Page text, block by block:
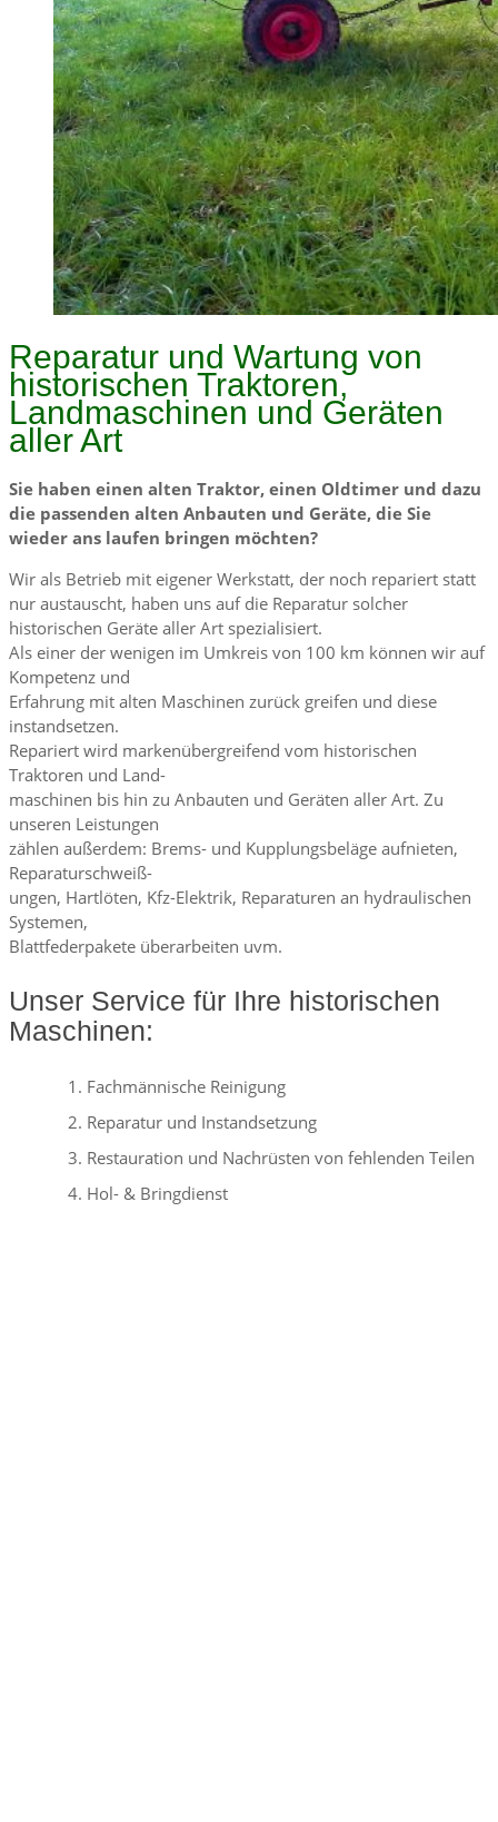
Reparatur und Wartung von
historischen Traktoren,
Landmaschinen und Geräten
aller Art
Sie haben einen alten Traktor, einen Oldtimer und dazu
die passenden alten Anbauten und Geräte, die Sie
wieder ans laufen bringen möchten?
Wir als Betrieb mit eigener Werkstatt, der noch repariert statt
nur austauscht, haben uns auf die Reparatur solcher
historischen Geräte aller Art spezialisiert.
Als einer der wenigen im Umkreis von 100 km können wir auf
Kompetenz und
Erfahrung mit alten Maschinen zurück greifen und diese
instandsetzen.
Repariert wird markenübergreifend vom historischen
Traktoren und Land-
maschinen bis hin zu Anbauten und Geräten aller Art. Zu
unseren Leistungen
zählen außerdem: Brems- und Kupplungsbeläge aufnieten,
Reparaturschweiß-
ungen, Hartlöten, Kfz-Elektrik, Reparaturen an hydraulischen
Systemen,
Blattfederpakete überarbeiten uvm.
Unser Service für Ihre historischen
Maschinen:
Fachmännische Reinigung
Reparatur und Instandsetzung
Restauration und Nachrüsten von fehlenden Teilen
Hol- & Bringdienst